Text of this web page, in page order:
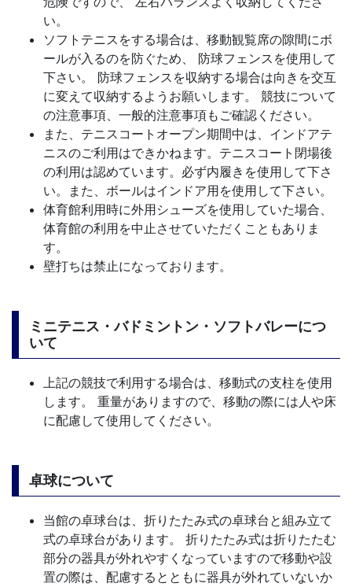
い。
ソフトテニスをする場合は、移動観覧席の隙間にボ
ールが入るのを防ぐため、 防球フェンスを使用して
下さい。 防球フェンスを収納する場合は向きを交互
に変えて収納するようお願いします。 競技について
の注意事項、一般的注意事項もご確認ください。
また、テニスコートオープン期間中は、インドアテ
ニスのご利用はできかねます。テニスコート閉場後
の利用は認めています。必ず内履きを使用して下さ
い。また、ボールはインドア用を使用して下さい。
体育館利用時に外用シューズを使用していた場合、
体育館の利用を中止させていただくこともありま
す。
壁打ちは禁止になっております。
ミニテニス・バドミントン・ソフトバレーにつ
いて
上記の競技で利用する場合は、移動式の支柱を使用
します。 重量がありますので、移動の際には人や床
に配慮して使用してください。
卓球について
当館の卓球台は、折りたたみ式の卓球台と組み立て
式の卓球台があります。 折りたたみ式は折りたたむ
部分の器具が外れやすくなっていますので移動や設
置の際は、配慮するとともに器具が外れていないか